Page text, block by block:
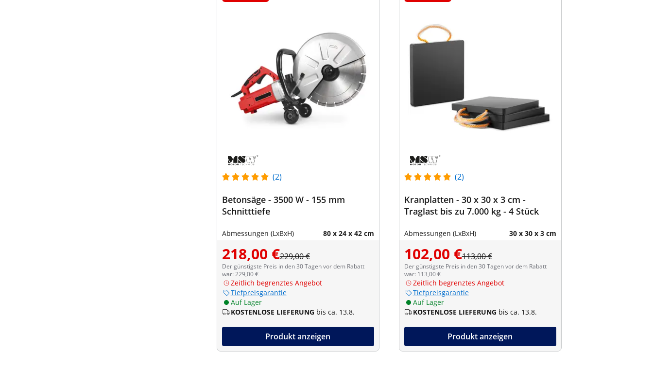
(2)
Betonsäge - 3500 W - 155 mm
Schnitttiefe
Abmessungen (LxBxH) 80 x 24 x 42 cm
218,00 €229,00 €
Der günstigste Preis in den 30 Tagen vor dem Rabatt
war: 229,00 €
Zeitlich begrenztes Angebot
Tiefpreisgarantie
Auf Lager
KOSTENLOSE LIEFERUNG bis ca. 13.8.
Produkt anzeigen
(2)
Kranplatten - 30 x 30 x 3 cm -
Traglast bis zu 7.000 kg - 4 Stück
Abmessungen (LxBxH) 30 x 30 x 3 cm
102,00 €113,00 €
Der günstigste Preis in den 30 Tagen vor dem Rabatt
war: 113,00 €
Zeitlich begrenztes Angebot
Tiefpreisgarantie
Auf Lager
KOSTENLOSE LIEFERUNG bis ca. 13.8.
Produkt anzeigen